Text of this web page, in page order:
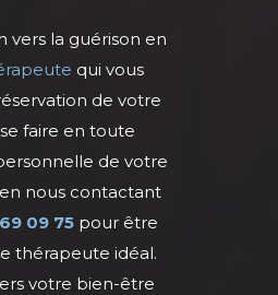
vers la guérison en
qui vous
de votre
faire en toute
de votre
nous contactant
09 75pour être
thérapeute idéal.
votre bien-être